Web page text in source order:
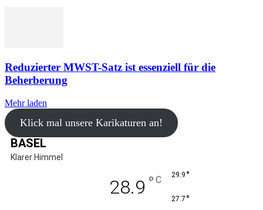
Reduzierter MWST-Satz ist essenziell für die
Beherberung
Mehr laden
Klick mal unsere Karikaturen an!
BASEL
Klarer Himmel
28.9 ° C 29.9 °
27.7 °